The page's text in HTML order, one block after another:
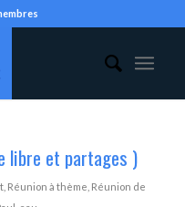
libre et partages )
, Réunion à thème Réunion de